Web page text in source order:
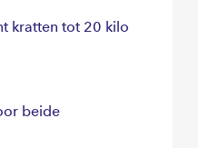
kratten tot 20 kilo
beide